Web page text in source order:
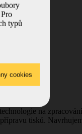
závodě.
na
tisků.
typů